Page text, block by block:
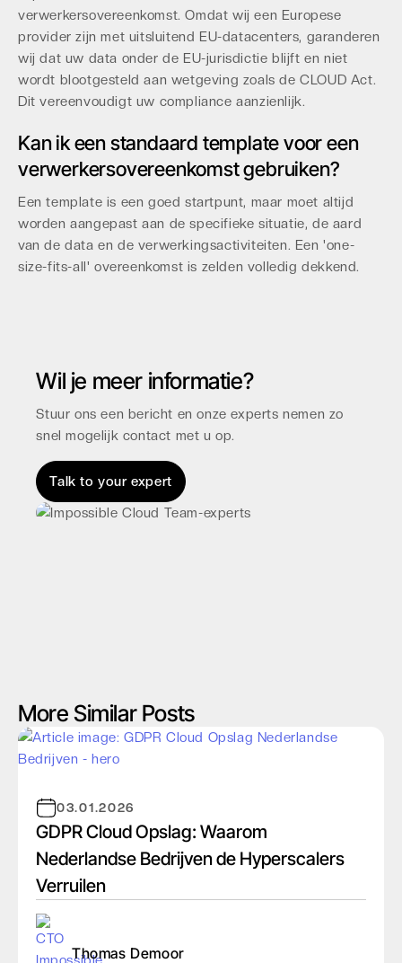
verwerkersovereenkomst. Omdat wij een Europese
provider zijn met uitsluitend EU-datacenters, garanderen
wij dat uw data onder de EU-jurisdictie blijft en niet
wordt blootgesteld aan wetgeving zoals de CLOUD Act.
Dit vereenvoudigt uw compliance aanzienlijk.
Kan ik een standaard template voor een
verwerkersovereenkomst gebruiken?
Een template is een goed startpunt, maar moet altijd
worden aangepast aan de specifieke situatie, de aard
van de data en de verwerkingsactiviteiten. Een 'one-
size-fits-all' overeenkomst is zelden volledig dekkend.
Wil je meer informatie?
Stuur ons een bericht en onze experts nemen zo
snel mogelijk contact met u op.
Talk to your expert
More Similar Posts
03.01.2026
GDPR Cloud Opslag: Waarom
Nederlandse Bedrijven de Hyperscalers
Verruilen
Thomas Demoor